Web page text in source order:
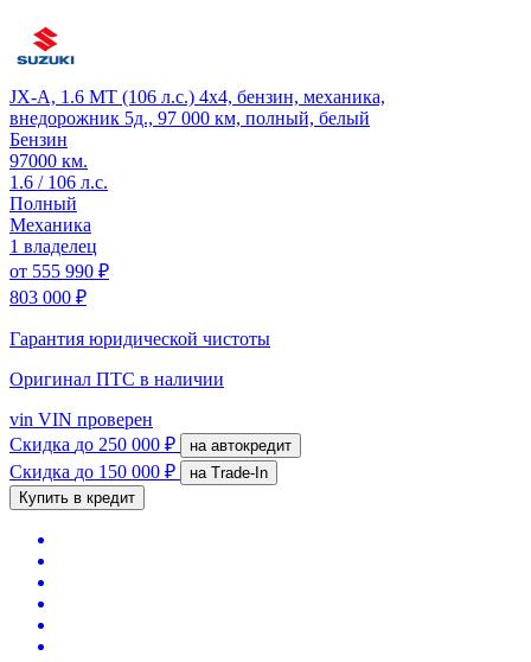
JX-A, 1.6 MT (106 л.с.) 4x4, бензин, механика,
внедорожник 5д., 97 000 км, полный, белый
Бензин
97000 км.
1.6 / 106 л.с.
Полный
Механика
1 владелец
от 555 990 ₽
803 000 ₽
Гарантия юридической чистоты
Оригинал ПТС в наличии
vin VIN проверен
Скидка до 250 000 ₽ на автокредит
Скидка до 150 000 ₽
на Trade-In
Купить в кредит